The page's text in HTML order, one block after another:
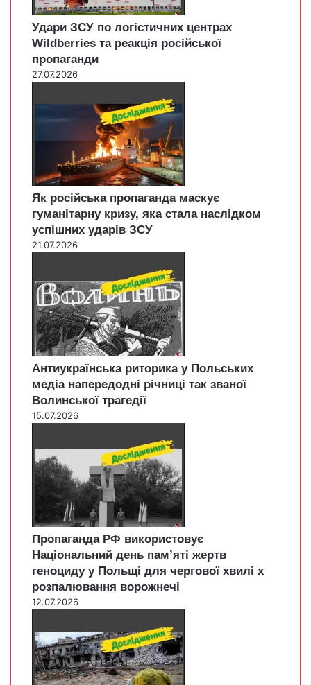
Удари ЗСУ по логістичних центрах
Wildberries та реакція російської
пропаганди
27.07.2026
Як російська пропаганда маскує
гуманітарну кризу, яка стала наслідком
успішних ударів ЗСУ
21.07.2026
Антиукраїнська риторика у Польських
медіа напередодні річниці так званої
Волинської трагедії
15.07.2026
Пропаганда РФ використовує
Національний день пам’яті жертв
геноциду у Польщі для чергової хвилі х
розпалювання ворожнечі
12.07.2026